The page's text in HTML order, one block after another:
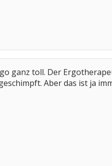
ganz toll. Der
Aber das ist ja